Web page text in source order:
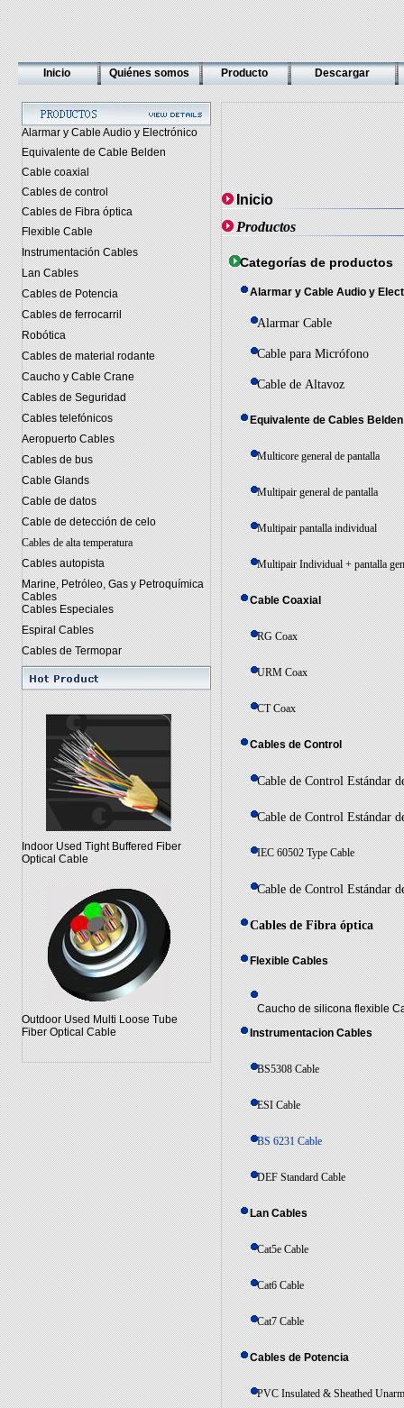
Inicio Quiénes somos Producto Descargar
Alarmar y Cable Audio y Electrónico
Equivalente de Cable Belden
Cable coaxial
Cables de control
Cables de Fibra óptica
Flexible Cable
Instrumentación Cables
Lan Cables
Cables de Potencia
Cables de ferrocarril
Robótica
Cables de material rodante
Caucho y Cable Crane
Cables de Seguridad
Cables telefónicos
Aeropuerto Cables
Cables de bus
Cable Glands
Cable de datos
Cable de detección de celo
Cables de alta temperatura
Cables autopista
Marine, Petróleo, Gas y Petroquímica
Cables
Cables Especiales
Espiral Cables
Cables de Termopar
Indoor Used Tight Buffered Fiber
Optical Cable
Outdoor Used Multi Loose Tube
Fiber Optical Cable
Inicio
Productos
Categorías de productos
Alarmar y Cable Audio y
Alarmar Cable
Cable para Micrófono
Cable de Altavoz
Equivalente de Cables Belden
Multicore general de pantalla
Multipair general de pantalla
Multipair pantalla individual
Multipair Individual + pantalla
Cable Coaxial
RG Coax
URM Coax
CT Coax
Cables de Control
Cable de Control Estándar
Cable de Control Estándar
IEC 60502 Type Cable
Cable de Control Estándar
Cables de Fibra óptica
Flexible Cables
Caucho de silicona flexible
Instrumentacion Cables
BS5308 Cable
ESI Cable
BS 6231 Cable
DEF Standard Cable
Lan Cables
Cat5e Cable
Cat6 Cable
Cat7 Cable
Cables de Potencia
PVC Insulated & Sheathed